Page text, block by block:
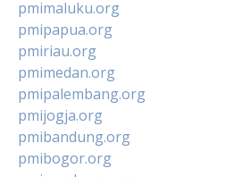
pmimaluku.org
pmipapua.org
pmiriau.org
pmimedan.org
pmipalembang.org
pmijogja.org
pmibandung.org
pmibogor.org